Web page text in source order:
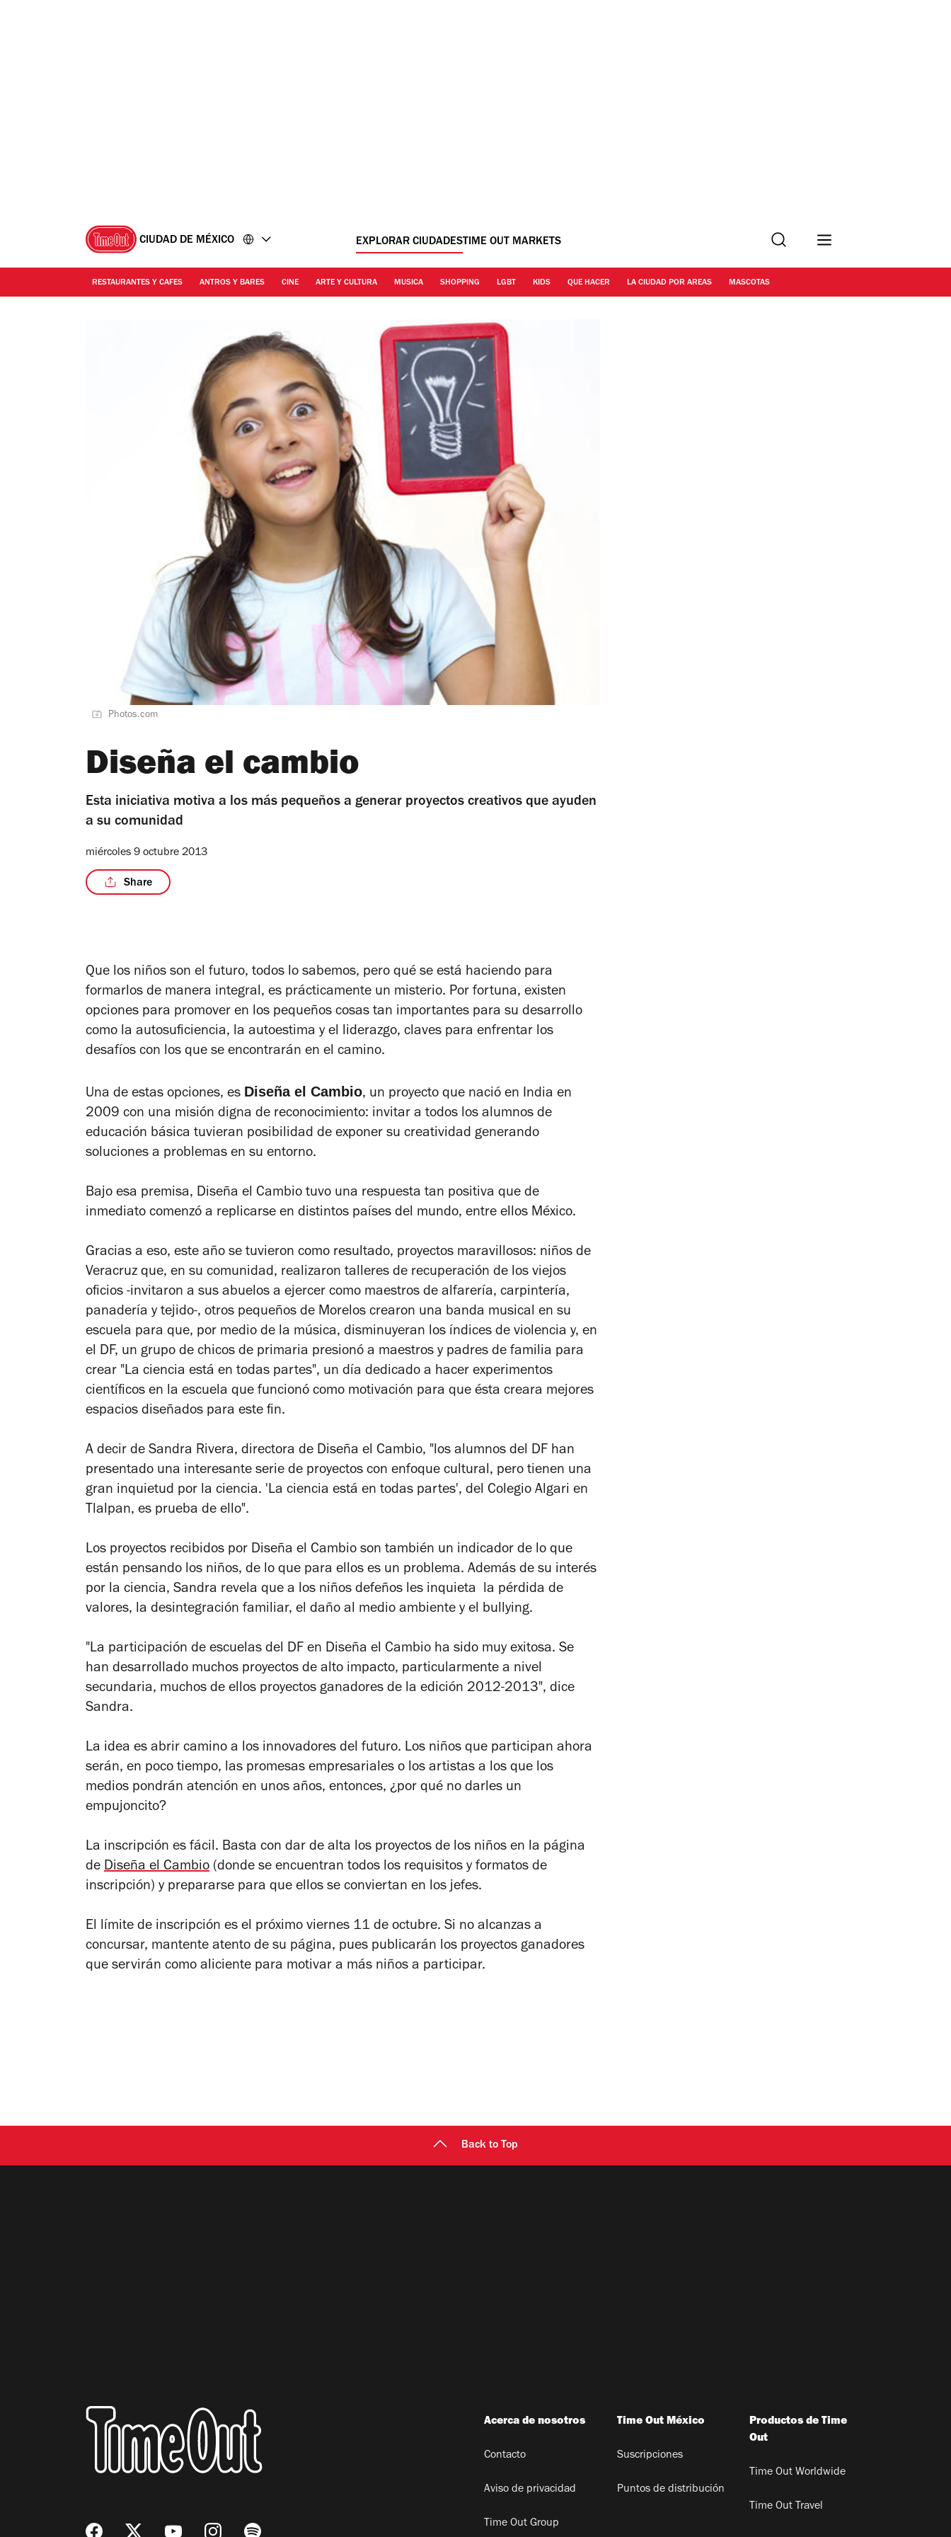
CIUDAD DE MÉXICO EXPLORAR CIUDADESTIME OUT MARKETS Buscar
RESTAURANTES Y CAFES ANTROS Y BARES CINE ARTE Y CULTURA MUSICA SHOPPING LGBT KIDS QUE HACER LA CIUDAD POR AREAS MASCOTAS
Photos.com
Diseña el cambio
Esta iniciativa motiva a los más pequeños a generar proyectos creativos que ayuden
a su comunidad
miércoles 9 octubre 2013
Share
Que los niños son el futuro, todos lo sabemos, pero qué se está haciendo para
formarlos de manera integral, es prácticamente un misterio. Por fortuna, existen
opciones para promover en los pequeños cosas tan importantes para su desarrollo
como la autosuficiencia, la autoestima y el liderazgo, claves para enfrentar los
desafíos con los que se encontrarán en el camino.
Una de estas opciones, es Diseña el Cambio, un proyecto que nació en India en
2009 con una misión digna de reconocimiento: invitar a todos los alumnos de
educación básica tuvieran posibilidad de exponer su creatividad generando
soluciones a problemas en su entorno.
Bajo esa premisa, Diseña el Cambio tuvo una respuesta tan positiva que de
inmediato comenzó a replicarse en distintos países del mundo, entre ellos México.
Gracias a eso, este año se tuvieron como resultado, proyectos maravillosos: niños de
Veracruz que, en su comunidad, realizaron talleres de recuperación de los viejos
oficios -invitaron a sus abuelos a ejercer como maestros de alfarería, carpintería,
panadería y tejido-, otros pequeños de Morelos crearon una banda musical en su
escuela para que, por medio de la música, disminuyeran los índices de violencia y, en
el DF, un grupo de chicos de primaria presionó a maestros y padres de familia para
crear "La ciencia está en todas partes", un día dedicado a hacer experimentos
científicos en la escuela que funcionó como motivación para que ésta creara mejores
espacios diseñados para este fin.
A decir de Sandra Rivera, directora de Diseña el Cambio, "los alumnos del DF han
presentado una interesante serie de proyectos con enfoque cultural, pero tienen una
gran inquietud por la ciencia. 'La ciencia está en todas partes', del Colegio Algari en
Tlalpan, es prueba de ello".
Los proyectos recibidos por Diseña el Cambio son también un indicador de lo que
están pensando los niños, de lo que para ellos es un problema. Además de su interés
por la ciencia, Sandra revela que a los niños defeños les inquieta la pérdida de
valores, la desintegración familiar, el daño al medio ambiente y el bullying.
"La participación de escuelas del DF en Diseña el Cambio ha sido muy exitosa. Se
han desarrollado muchos proyectos de alto impacto, particularmente a nivel
secundaria, muchos de ellos proyectos ganadores de la edición 2012-2013", dice
Sandra.
La idea es abrir camino a los innovadores del futuro. Los niños que participan ahora
serán, en poco tiempo, las promesas empresariales o los artistas a los que los
medios pondrán atención en unos años, entonces, ¿por qué no darles un
empujoncito?
La inscripción es fácil. Basta con dar de alta los proyectos de los niños en la página
de Diseña el Cambio (donde se encuentran todos los requisitos y formatos de
inscripción) y prepararse para que ellos se conviertan en los jefes.
El límite de inscripción es el próximo viernes 11 de octubre. Si no alcanzas a
concursar, mantente atento de su página, pues publicarán los proyectos ganadores
que servirán como aliciente para motivar a más niños a participar.
Back to Top
Acerca de nosotros
Contacto
Aviso de privacidad
Time Out Group
Time Out México
Suscripciones
Puntos de distribución
Productos de Time
Out
Time Out Worldwide
Time Out Travel